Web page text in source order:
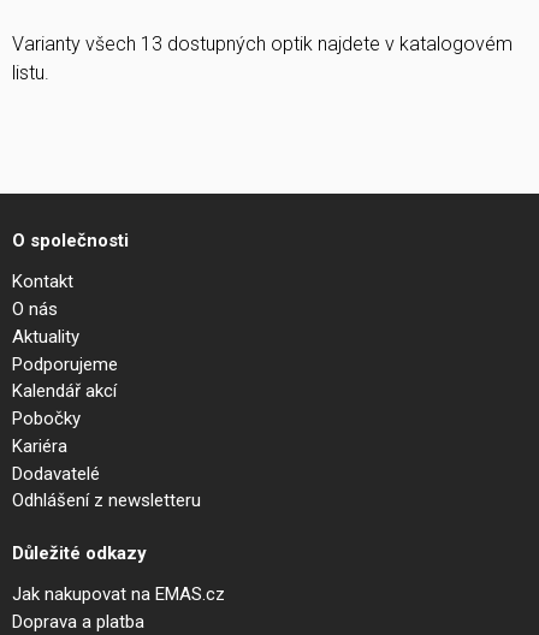
Varianty všech 13 dostupných optik najdete v katalogovém
listu.
O společnosti
Kontakt
O nás
Aktuality
Podporujeme
Kalendář akcí
Pobočky
Kariéra
Dodavatelé
Odhlášení z newsletteru
Důležité odkazy
Jak nakupovat na EMAS.cz
Doprava a platba